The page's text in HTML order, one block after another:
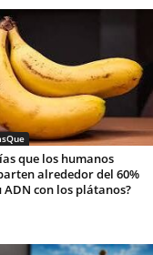
que los humanos
alrededor del 60%
ADN con los plátanos?